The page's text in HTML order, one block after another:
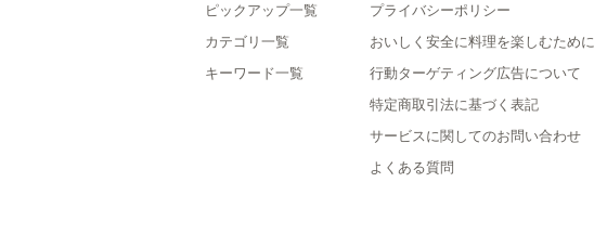
ピックアップ一覧
カテゴリ一覧
キーワード一覧
プライバシーポリシー
おいしく安全に料理を楽しむために
行動ターゲティング広告について
特定商取引法に基づく表記
サービスに関してのお問い合わせ
よくある質問